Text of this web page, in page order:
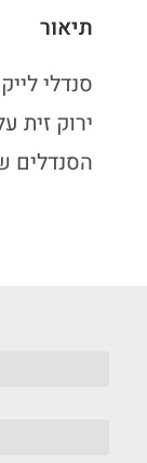
תיאור
סנדלי
הסנדלים